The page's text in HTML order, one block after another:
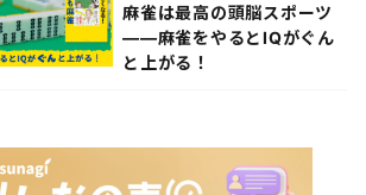
麻雀は最高の頭脳スポーツ
――麻雀をやるとIQがぐん
と上がる！